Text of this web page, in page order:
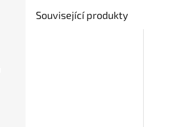
Související produkty